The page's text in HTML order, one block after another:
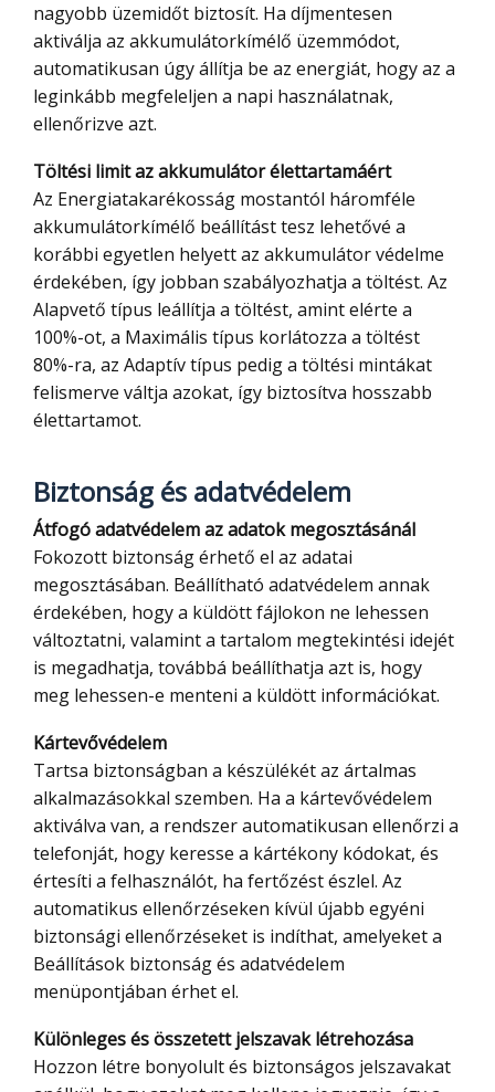
nagyobb üzemidőt biztosít. Ha díjmentesen
aktiválja az akkumulátorkímélő üzemmódot,
automatikusan úgy állítja be az energiát, hogy az a
leginkább megfeleljen a napi használatnak,
ellenőrizve azt.
Töltési limit az akkumulátor élettartamáért
Az Energiatakarékosság mostantól háromféle
akkumulátorkímélő beállítást tesz lehetővé a
korábbi egyetlen helyett az akkumulátor védelme
érdekében, így jobban szabályozhatja a töltést. Az
Alapvető típus leállítja a töltést, amint elérte a
100%-ot, a Maximális típus korlátozza a töltést
80%-ra, az Adaptív típus pedig a töltési mintákat
felismerve váltja azokat, így biztosítva hosszabb
élettartamot.
Biztonság és adatvédelem
Átfogó adatvédelem az adatok megosztásánál
Fokozott biztonság érhető el az adatai
megosztásában. Beállítható adatvédelem annak
érdekében, hogy a küldött fájlokon ne lehessen
változtatni, valamint a tartalom megtekintési idejét
is megadhatja, továbbá beállíthatja azt is, hogy
meg lehessen-e menteni a küldött információkat.
Kártevővédelem
Tartsa biztonságban a készülékét az ártalmas
alkalmazásokkal szemben. Ha a kártevővédelem
aktiválva van, a rendszer automatikusan ellenőrzi a
telefonját, hogy keresse a kártékony kódokat, és
értesíti a felhasználót, ha fertőzést észlel. Az
automatikus ellenőrzéseken kívül újabb egyéni
biztonsági ellenőrzéseket is indíthat, amelyeket a
Beállítások biztonság és adatvédelem
menüpontjában érhet el.
Különleges és összetett jelszavak létrehozása
Hozzon létre bonyolult és biztonságos jelszavakat